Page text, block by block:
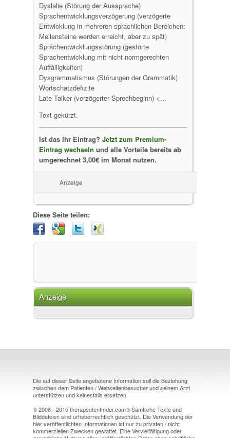
Dyslalie (Störung der Aussprache)
Sprachentwicklungsverzögerung (verzögerte
Entwicklung in mehreren sprachlichen Bereichen:
Meilensteine werden erreicht, aber zu spät)
Sprachentwicklungsstörung (gestörte
Sprachentwicklung mit nicht normgerechten
Auffälligkeiten)
Dysgrammatismus (Störungen der Grammatik)
Wortschatzdefizite
Late Talker (verzögerter Sprechbeginn) <...
Text gekürzt.
Ist das Ihr Eintrag? Jetzt zum Premium-
Eintrag wechseln und alle Vorteile bereits ab
umgerechnet 3,00€ im Monat nutzen.
Anzeige
Diese Seite teilen:
Anzeige
Die auf dieser Seite angebotene Information soll die Beziehung
zwischen dem Patienten / Webseitenbesucher und seinem Arzt
unterstützen und keinesfalls ersetzen.
© 2006 - 2015 therapeutenfinder.com® Sämtliche Texte und
Bilddateien sind urheberrechtlich geschützt. Die Verwendung der
hier veröffentlichten Informationen ist nur zu privaten / nicht
kommerziellen Zwecken gestattet. Eine Vervielfältigung oder